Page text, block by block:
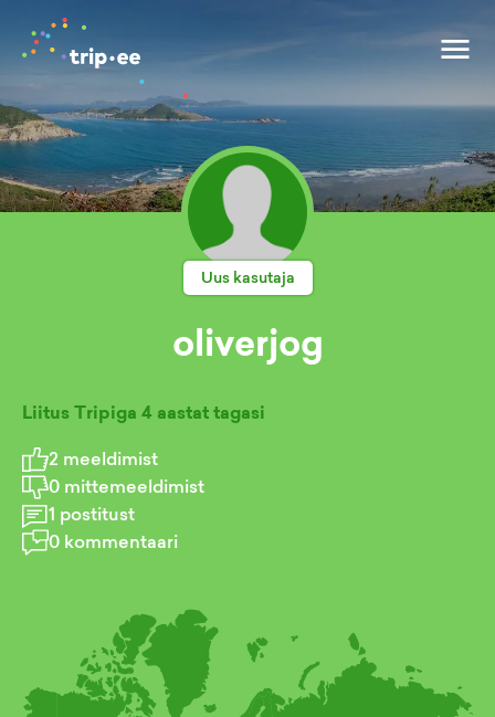
Uus kasutaja
oliverjog
Liitus Tripiga 4 aastat tagasi
2 meeldimist
0 mittemeeldimist
1 postitust
0 kommentaari